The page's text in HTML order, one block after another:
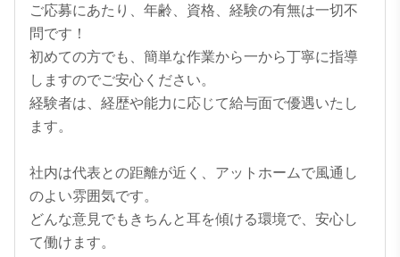
ご応募にあたり、年齢、資格、経験の有無は一切不
問です！
初めての方でも、簡単な作業から一から丁寧に指導
しますのでご安心ください。
経験者は、経歴や能力に応じて給与面で優遇いたし
ます。
社内は代表との距離が近く、アットホームで風通し
のよい雰囲気です。
どんな意見でもきちんと耳を傾ける環境で、安心し
て働けます。